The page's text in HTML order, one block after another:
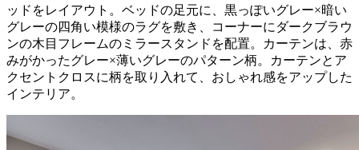
ッドをレイアウト。ベッドの足元に、黒っぽいグレー×暗い
グレーの四角い模様のラグを敷き、コーナーにダークブラウ
ンの木目フレームのミラースタンドを配置。カーテンは、赤
みがかったグレー×薄いグレーのパターン柄。カーテンとア
クセントクロスに柄を取り入れて、おしゃれ感をアップした
インテリア。